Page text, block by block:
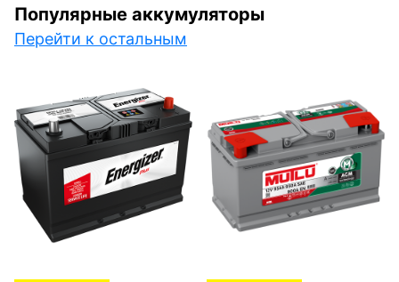
Популярные аккумуляторы
Перейти к остальным